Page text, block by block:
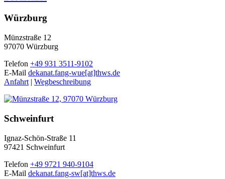
Würzburg
Münzstraße 12
97070 Würzburg
Telefon +49 931 3511-9102
E-Mail dekanat.fang-wue[at]thws.de
Anfahrt | Wegbeschreibung
Schweinfurt
Ignaz-Schön-Straße 11
97421 Schweinfurt
Telefon +49 9721 940-9104
E-Mail dekanat.fang-sw[at]thws.de